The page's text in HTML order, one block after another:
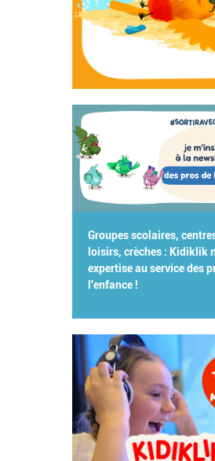
Groupes scolaires,
loisirs, crèches : Kidiklik
expertise au service des
l'enfance !